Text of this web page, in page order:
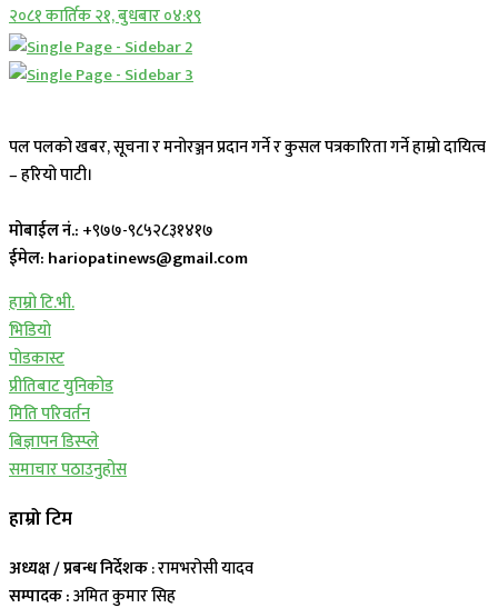
२०८१ कार्तिक २१, बुधबार ०४:१९
पल पलको खबर, सूचना र मनोरञ्जन प्रदान गर्ने र कुसल पत्रकारिता गर्ने हाम्रो दायित्व
– हरियो पाटी।
मोबाईल नं.: +९७७-९८५२८३१४१७
ईमेल: hariopatinews@gmail.com
हाम्रो टि.भी.
भिडियो
पोडकास्ट
प्रीतिबाट युनिकोड
मिति परिवर्तन
बिज्ञापन डिस्प्ले
समाचार पठाउनुहोस
हाम्रो टिम
अध्यक्ष / प्रबन्ध निर्देशक: रामभरोसी यादव
सम्पादक :अमित कुमार सिह